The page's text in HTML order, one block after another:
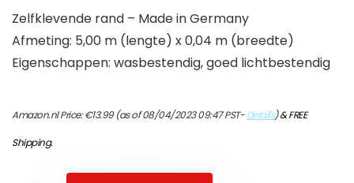
Zelfklevende rand – Made in Germany
Afmeting: 5,00 m (lengte) x 0,04 m (breedte)
Eigenschappen: wasbestendig, goed lichtbestendig
Amazon.nl Price:€13.99(as of 08/04/2023 09:47 PST-Details)&FREE
Shipping.